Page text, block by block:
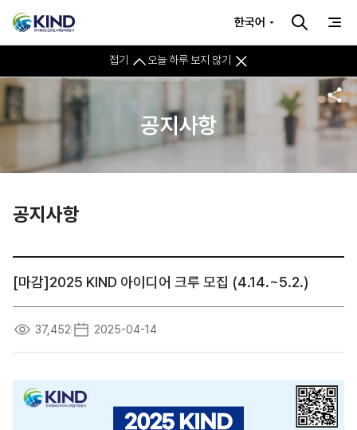
접기 오늘 하루 보지 않기
한국어
공지사항
공지사항
[마감]2025 KIND 아이디어 크루 모집 (4.14.~5.2.)
37,452 2025-04-14